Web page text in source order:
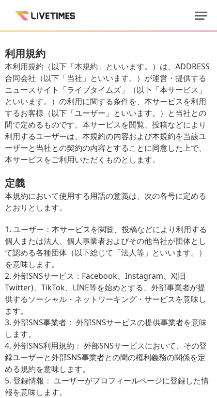
利用規約
本利用規約（以下「本規約」といいます。）は、ADDRESS
合同会社（以下「当社」といいます。）が運営・提供する
ニュースサイト「ライブタイムズ」（以下「本サービス」
といいます。）の利用に関する条件を、本サービスを利用
するお客様（以下「ユーザー」といいます。）と当社との
間で定めるものです。本サービスを閲覧、投稿などにより
利用するユーザーは、本規約の内容および本規約を当該ユ
ーザーと当社との契約の内容とすることに同意した上で、
本サービスをご利用いただくものとします。
定義
本規約において使用する用語の意義は、次の各号に定める
とおりとします。
1. ユーザー：本サービスを閲覧、投稿などにより利用する
個人または法人、個人事業者およびその他当社が団体とし
て認める各種団体（以下総じて「法人等」といいます。）
を意味します。
2. 外部SNSサービス：Facebook、Instagram、X(旧
Twitter)、TikTok、LINE等を始めとする、外部事業者が提
供するソーシャル・ネットワーキング・サービスを意味し
ます。
3. 外部SNS事業者： 外部SNSサービスの提供事業者を意味
します。
4. 外部SNS利用規約： 外部SNSサービスにおいて、その登
録ユーザーと外部SNS事業者との間の権利義務の関係を定
める規約を意味します。
5. 登録情報： ユーザーがプロフィールページに登録した情
報を意味します。